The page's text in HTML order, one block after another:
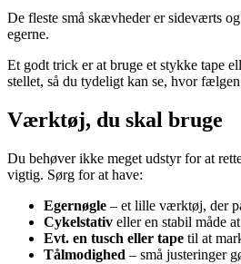
De fleste små skævheder er sideværts
egerne.
Et godt trick er at bruge et stykke tape
stellet, så du tydeligt kan se, hvor
Værktøj, du skal bruge
Du behøver ikke meget udstyr for at
vigtig. Sørg for at have:
Egernøgle – et lille værktøj, der
Cykelstativ eller en stabil måde
Evt. en tusch eller tape til at
Tålmodighed – små justeringer